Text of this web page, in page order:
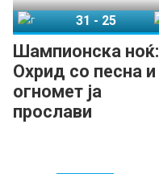
Шампионска ноќ:
Охрид со песна и
огномет ја
прослави
31 - 25